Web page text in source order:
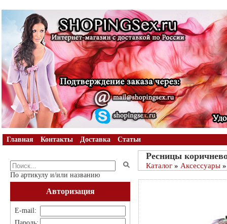
Главная Контакты Доставка Статьи
По артикулу и/или названию
Авторизация
E-mail:
Ресницы
Каталог » Аксессуары »